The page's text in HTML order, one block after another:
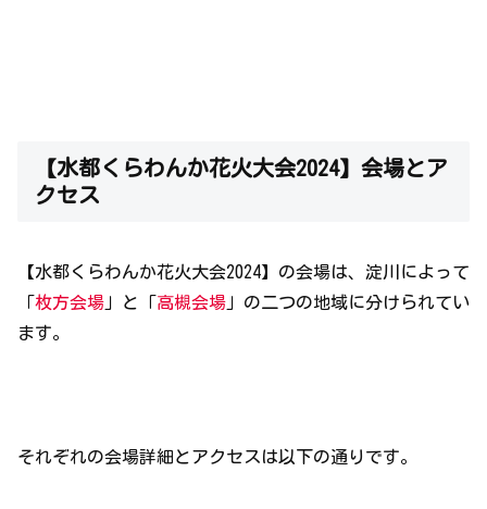
【水都くらわんか花火大会2024】会場とア
クセス
【水都くらわんか花火大会2024】の会場は、淀川によって
「枚方会場 」と「高槻会場 」の二つの地域に分けられてい
ます。
それぞれの会場詳細とアクセスは以下の通りです。